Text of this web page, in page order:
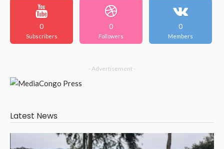
0
Subscribers
0
Followers
0
Members
- Advertisement -
Latest News